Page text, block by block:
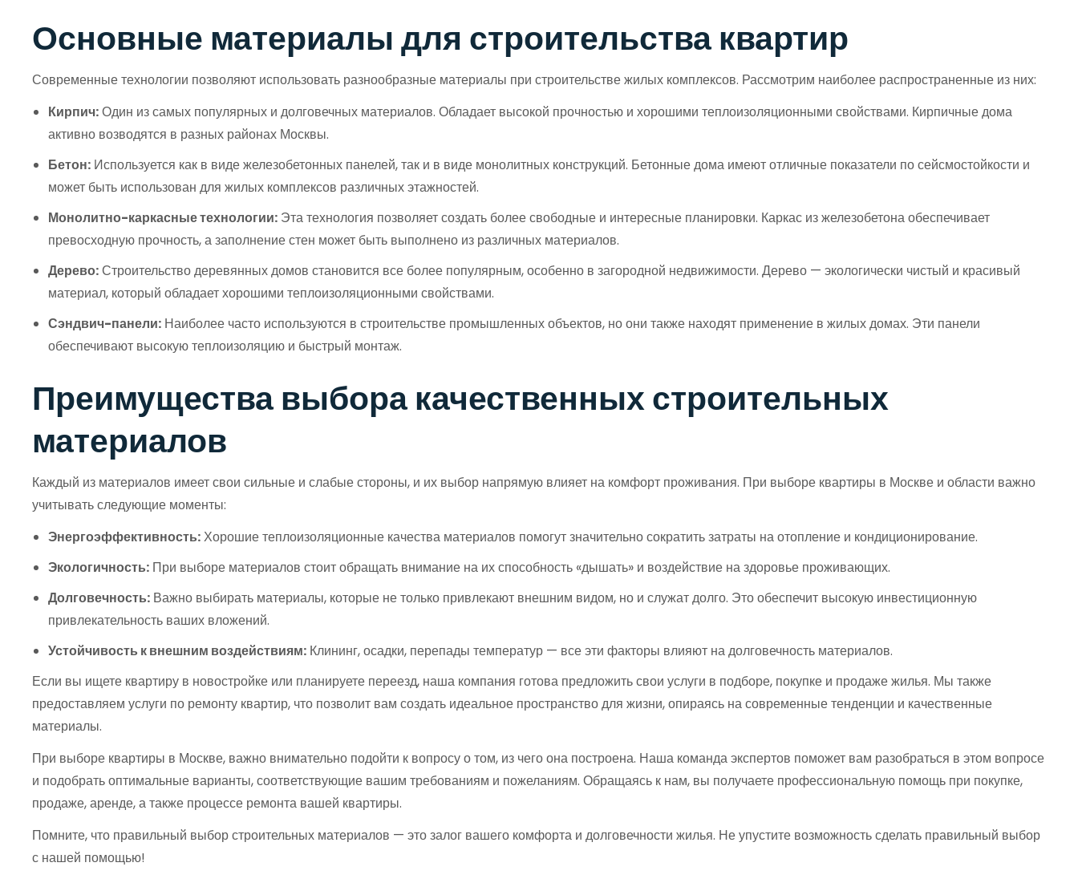
Основные материалы для строительства квартир
Современные технологии позволяют использовать разнообразные материалы при строительстве жилых комплексов. Рассмотрим наиболее распространенные из них:
Кирпич:Один из самых популярных и долговечных материалов. Обладает высокой прочностью и хорошими теплоизоляционными свойствами. Кирпичные дома
активно возводятся в разных районах Москвы.
Бетон: Используется как в виде железобетонных панелей, так и в виде монолитных конструкций. Бетонные дома имеют отличные показатели по сейсмостойкости и
может быть использован для жилых комплексов различных этажностей.
Монолитно-каркасные технологии: Эта технология позволяет создать более свободные и интересные планировки. Каркас из железобетона обеспечивает
превосходную прочность, а заполнение стен может быть выполнено из различных материалов.
Дерево:Строительство деревянных домов становится все более популярным, особенно в загородной недвижимости. Дерево — экологически чистый и красивый
материал, который обладает хорошими теплоизоляционными свойствами.
Сэндвич-панели: Наиболее часто используются в строительстве промышленных объектов, но они также находят применение в жилых домах. Эти панели
обеспечивают высокую теплоизоляцию и быстрый монтаж.
Преимущества выбора качественных строительных
материалов
Каждый из материалов имеет свои сильные и слабые стороны, и их выбор напрямую влияет на комфорт проживания. При выборе квартиры в Москве и области важно
учитывать следующие моменты:
Энергоэффективность:Хорошие теплоизоляционные качества материалов помогут значительно сократить затраты на отопление и кондиционирование.
Экологичность: При выборе материалов стоит обращать внимание на их способность «дышать» и воздействие на здоровье проживающих.
Долговечность: Важно выбирать материалы, которые не только привлекают внешним видом, но и служат долго. Это обеспечит высокую инвестиционную
привлекательность ваших вложений.
Устойчивость к внешним воздействиям: Клининг, осадки, перепады температур — все эти факторы влияют на долговечность материалов.
Если вы ищете квартиру в новостройке или планируете переезд, наша компания готова предложить свои услуги в подборе, покупке и продаже жилья. Мы также
предоставляем услуги по ремонту квартир, что позволит вам создать идеальное пространство для жизни, опираясь на современные тенденции и качественные
материалы.
При выборе квартиры в Москве, важно внимательно подойти к вопросу о том, из чего она построена. Наша команда экспертов поможет вам разобраться в этом вопросе
и подобрать оптимальные варианты, соответствующие вашим требованиям и пожеланиям. Обращаясь к нам, вы получаете профессиональную помощь при покупке,
продаже, аренде, а также процессе ремонта вашей квартиры.
Помните, что правильный выбор строительных материалов — это залог вашего комфорта и долговечности жилья. Не упустите возможность сделать правильный выбор
с нашей помощью!